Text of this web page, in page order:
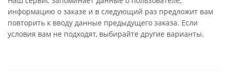
информацию о заказе и в следующий раз предложит вам
повторить к вводу данные предыдущего заказа. Если
условия вам не подходят, выбирайте другие варианты.